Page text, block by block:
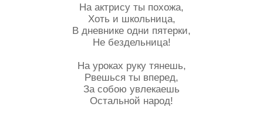
На актрису ты похожа,
Хоть и школьница,
В дневнике одни пятерки,
Не бездельница!
На уроках руку тянешь,
Рвешься ты вперед,
За собою увлекаешь
Остальной народ!